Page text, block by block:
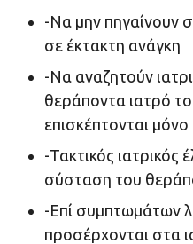
-Να μην πηγαίνουν
σε έκτακτη ανάγκη
-Να αναζητούν
θεράποντα ιατρό
επισκέπτονται
-Τακτικός ιατρικός
σύσταση του
-Επί συμπτωμάτων
προσέρχονται στα